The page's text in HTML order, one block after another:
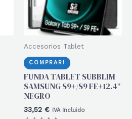
Accesorios Tablet
COMPRAR!
FUNDA TABLET SUBBLIM
SAMSUNG S9+/S9 FE+12.4″
NEGRO
33,52 € IVA Incluido